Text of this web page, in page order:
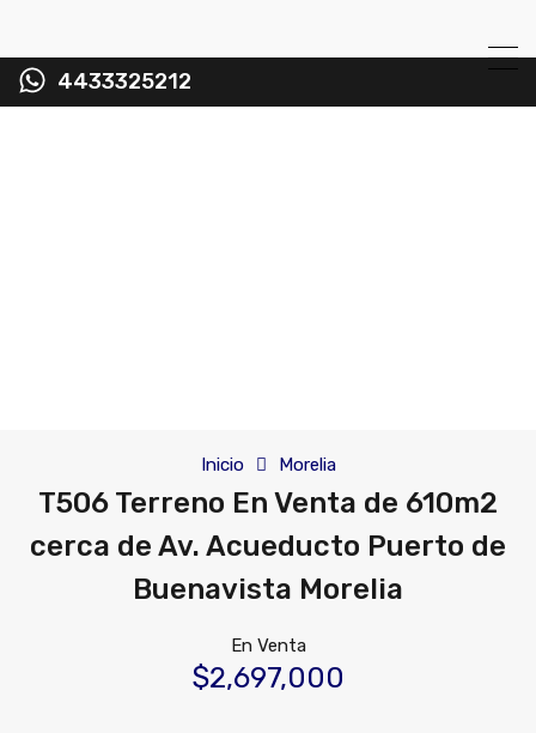
4433325212
Inicio Morelia
T506 Terreno En Venta de 610m2
cerca de Av. Acueducto Puerto de
Buenavista Morelia
En Venta
$2,697,000